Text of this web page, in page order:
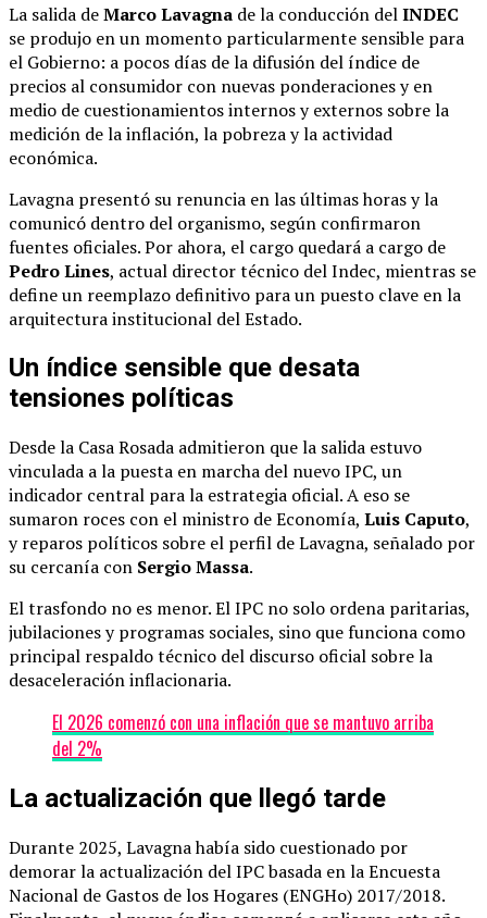
La salida deMarco Lavagna de la conducción delINDEC
se produjo en un momento particularmente sensible para
el Gobierno: a pocos días de la difusión del índice de
precios al consumidor con nuevas ponderaciones y en
medio de cuestionamientos internos y externos sobre la
medición de la inflación, la pobreza y la actividad
económica.
Lavagna presentó su renuncia en las últimas horas y la
comunicó dentro del organismo, según confirmaron
fuentes oficiales. Por ahora, el cargo quedará a cargo de
Pedro Lines, actual director técnico del Indec, mientras se
define un reemplazo definitivo para un puesto clave en la
arquitectura institucional del Estado.
Un índice sensible que desata
tensiones políticas
Desde la Casa Rosada admitieron que la salida estuvo
vinculada a la puesta en marcha del nuevo IPC, un
indicador central para la estrategia oficial. A eso se
sumaron roces con el ministro de Economía, Luis Caputo,
y reparos políticos sobre el perfil de Lavagna, señalado por
su cercanía con Sergio Massa.
El trasfondo no es menor. El IPC no solo ordena paritarias,
jubilaciones y programas sociales, sino que funciona como
principal respaldo técnico del discurso oficial sobre la
desaceleración inflacionaria.
El 2026 comenzó con una inflación que se mantuvo arriba
del 2%
La actualización que llegó tarde
Durante 2025, Lavagna había sido cuestionado por
demorar la actualización del IPC basada en la Encuesta
Nacional de Gastos de los Hogares (ENGHo) 2017/2018.